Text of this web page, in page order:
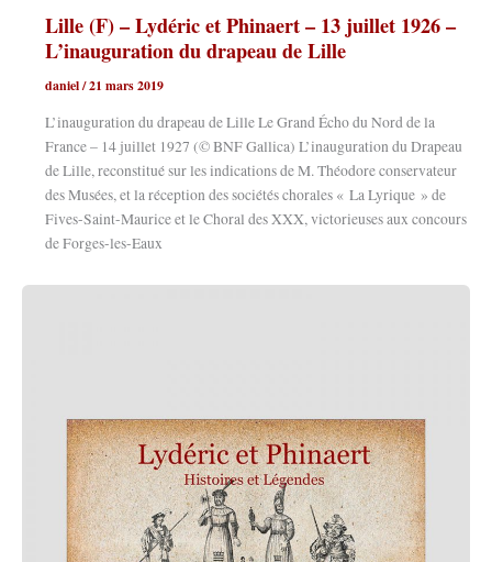
Lille (F) – Lydéric et Phinaert – 13 juillet 1926 –
L’inauguration du drapeau de Lille
daniel/21 mars 2019
L’inauguration du drapeau de Lille Le Grand Écho du Nord de la
France – 14 juillet 1927 (© BNF Gallica) L’inauguration du Drapeau
de Lille, reconstitué sur les indications de M. Théodore conservateur
des Musées, et la réception des sociétés chorales « La Lyrique » de
Fives-Saint-Maurice et le Choral des XXX, victorieuses aux concours
de Forges-les-Eaux